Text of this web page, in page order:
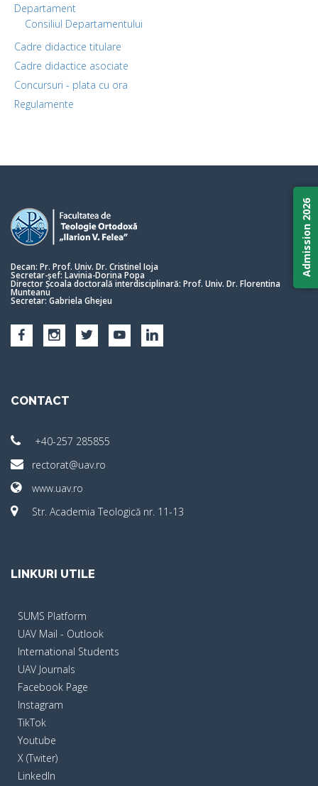
Departament
Consiliul Departamentului
Cadre didactice titulare
Cadre didactice asociate
Concursuri - plata cu ora
Regulamente
Decan: Pr. Prof. Univ. Dr. Cristinel Ioja
Secretar-șef: Lavinia-Dorina Popa
Director Școala doctorală interdisciplinară: Prof. Univ. Dr. Florentina
Munteanu
Secretar: Gabriela Ghejeu
CONTACT
+40-257 285855
rectorat@uav.ro
www.uav.ro
Str. Academia Teologică nr. 11-13
LINKURI UTILE
SUMS Platform
UAV Mail - Outlook
International Students
UAV Journals
Facebook Page
Instagram
TikTok
Youtube
X (Twiter)
LinkedIn
Admission 2026